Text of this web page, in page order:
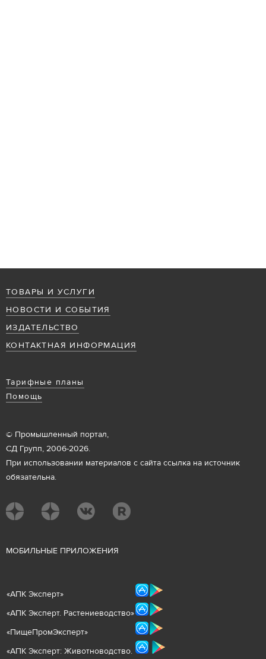
ТОВАРЫ И УСЛУГИ
НОВОСТИ И СОБЫТИЯ
ИЗДАТЕЛЬСТВО
КОНТАКТНАЯ ИНФОРМАЦИЯ
Тарифные планы
Помощь
© Промышленный портал,
СД Групп, 2006-2026.
При использовании материалов с сайта ссылка на источник
обязательна.
МОБИЛЬНЫЕ ПРИЛОЖЕНИЯ
«АПК Эксперт»
«АПК Эксперт. Растениеводство»
«ПищеПромЭксперт»
«АПК Эксперт: Животноводство.